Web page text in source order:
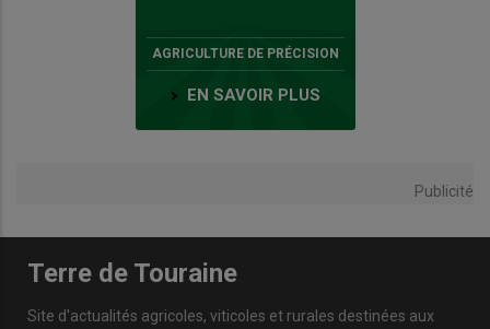
AGRICULTURE DE PRÉCISION
EN SAVOIR PLUS
Publicité
Terre de Touraine
Site d'actualités agricoles, viticoles et rurales destinées aux